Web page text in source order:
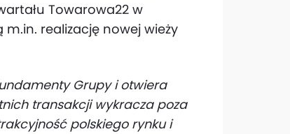
Towarowa22 w
realizację nowej wieży
Grupy i otwiera
transakcji wykracza poza
polskiego rynku i